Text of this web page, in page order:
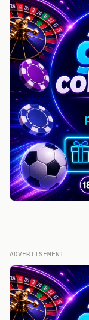
ADVERTISEMENT